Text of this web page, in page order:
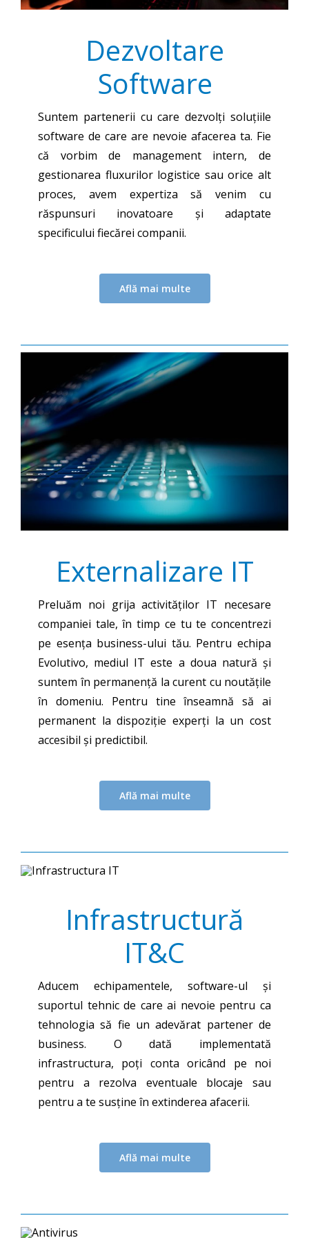
Dezvoltare
Software
Suntem partenerii cu care dezvolți soluțiile
software de care are nevoie afacerea ta. Fie
că vorbim de management intern, de
gestionarea fluxurilor logistice sau orice alt
proces, avem expertiza să venim cu
răspunsuri inovatoare și adaptate
specificului fiecărei companii.
Află mai multe
Externalizare IT
Preluăm noi grija activităților IT necesare
companiei tale, în timp ce tu te concentrezi
pe esența business-ului tău. Pentru echipa
Evolutivo, mediul IT este a doua natură și
suntem în permanență la curent cu noutățile
în domeniu. Pentru tine înseamnă să ai
permanent la dispoziție experți la un cost
accesibil și predictibil.
Află mai multe
Infrastructură
IT&C
Aducem echipamentele, software-ul și
suportul tehnic de care ai nevoie pentru ca
tehnologia să fie un adevărat partener de
business. O dată implementată
infrastructura, poți conta oricând pe noi
pentru a rezolva eventuale blocaje sau
pentru a te susține în extinderea afacerii.
Află mai multe